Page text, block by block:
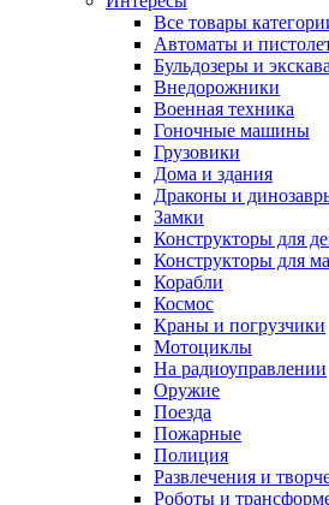
Все товары
Автоматы и
Бульдозеры и
Внедорожники
Военная техника
Гоночные машины
Грузовики
Дома и здания
Драконы и
Замки
Конструкторы для
Конструкторы для
Корабли
Космос
Краны и погрузчики
Мотоциклы
На радиоуправлении
Оружие
Поезда
Пожарные
Полиция
Развлечения и
Роботы и